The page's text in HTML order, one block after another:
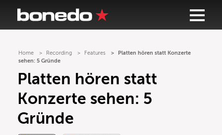
Home Recording Features
Platten hören statt Konzerte
sehen: 5 Gründe
Platten hören statt
Konzerte sehen: 5
Gründe